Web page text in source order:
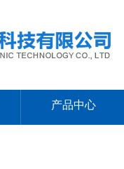
产品中心